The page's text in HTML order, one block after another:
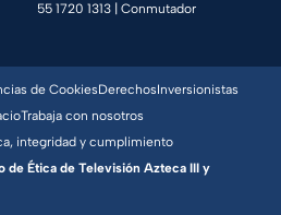
55 1720 1313 | Conmutador
de CookiesDerechosInversionistas
Trabaja con nosotros
integridad y cumplimiento
Ética de Televisión Azteca III y